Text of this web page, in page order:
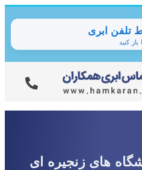
تلفن ابری
کنید
های زنجیره ای